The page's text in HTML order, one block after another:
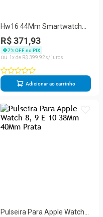
Hw16 44Mm Smartwatch
Relogio Compativel Android
Ios 2021
R$ 371,93
7% OFF no PIX
1
R$ 399 92
Adicionar ao carrinho
Pulseira Para Apple Watch